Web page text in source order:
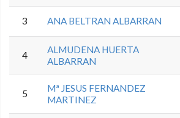
3 ANA BELTRAN ALBARRAN
4
ALMUDENA HUERTA
ALBARRAN
5
Mª JESUS FERNANDEZ
MARTINEZ